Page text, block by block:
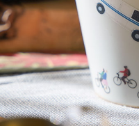
蕎麦猪口大辞典 × Netflix
シングス そばちょこ Escape ＆
（STS-03）
円 (税込)